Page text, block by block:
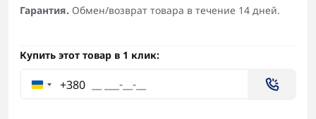
Гарантия. Обмен/возврат товара в течение 14 дней.
Купить этот товар в 1 клик:
+380